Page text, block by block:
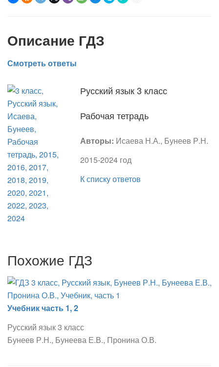
Описание ГДЗ
Смотреть ответы
Русский язык 3 класс
Рабочая тетрадь
Авторы: Исаева Н.А., Бунеев Р.Н.
2015-2024 год
К списку ответов
Похожие ГДЗ
Учебник часть 1, 2
Русский язык 3 класс
Бунеев Р.Н., Бунеева Е.В., Пронина О.В.